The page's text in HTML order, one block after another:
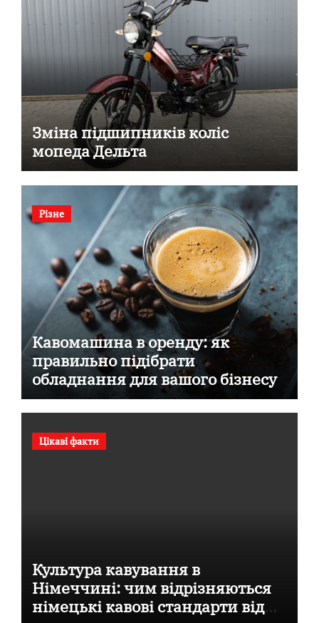
Зміна підшипників коліс
мопеда Дельта
Різне
Кавомашина в оренду: як
правильно підібрати
обладнання для вашого бізнесу
Цікаві факти
Культура кавування в
Німеччині: чим відрізняються
німецькі кавові стандарти від